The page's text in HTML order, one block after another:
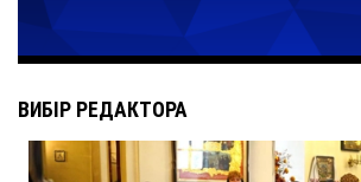
ВИБІР РЕДАКТОРА